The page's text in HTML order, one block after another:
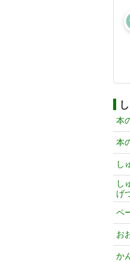
本
本
し
し
げ
ペ
お
か